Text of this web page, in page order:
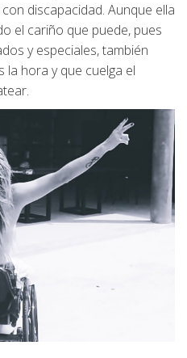
discapacidad. Aunque ella
el cariño que puede, pues
y especiales, también
la hora y que cuelga el